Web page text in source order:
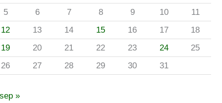
5
6 7 8 9 10
11
12
13 14 15 16 17
18
19
20 21 22 23 24
25
26
27 28 29 30 31
sep »